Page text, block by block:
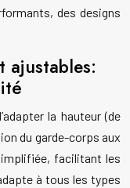
des designs
ajustables:
la hauteur (de
du garde-corps aux
facilitant les
à tous les types